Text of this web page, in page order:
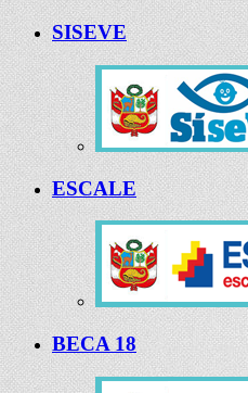
SISEVE
ESCALE
BECA 18